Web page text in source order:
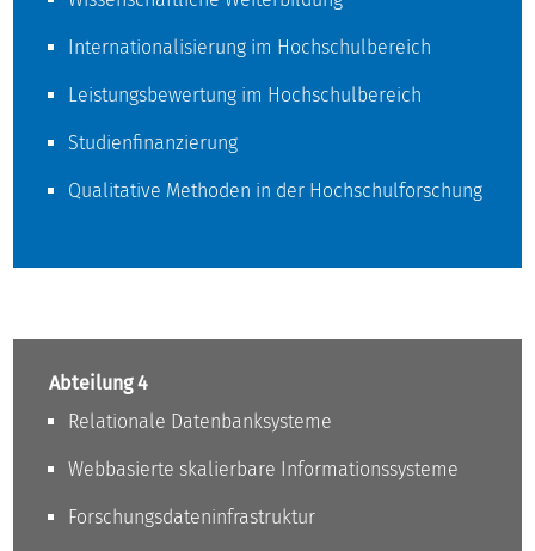
Internationalisierung im Hochschulbereich
Leistungsbewertung im Hochschulbereich
Studienfinanzierung
Qualitative Methoden in der Hochschulforschung
Abteilung 4
Relationale Datenbanksysteme
Webbasierte skalierbare Informationssysteme
Forschungsdateninfrastruktur